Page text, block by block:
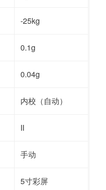
-25kg
0.1g
0.04g
内校（自动）
II
手动
5寸彩屏